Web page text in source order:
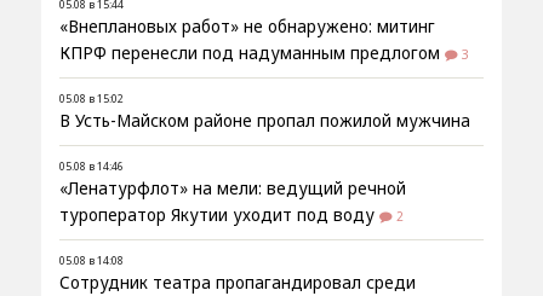
05.08 в 15:44
«Внеплановых работ» не обнаружено: митинг
КПРФ перенесли под надуманным предлогом
3
05.08 в 15:02
В Усть-Майском районе пропал пожилой мужчина
05.08 в 14:46
«Ленатурфлот» на мели: ведущий речной
туроператор Якутии уходит под воду
2
05.08 в 14:08
Сотрудник театра пропагандировал среди